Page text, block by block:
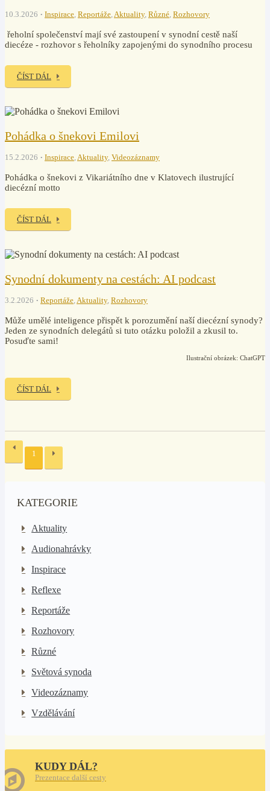
10.3.2026 Inspirace, Reportáže,Aktuality, Různé, Rozhovory
řeholní společenství mají své zastoupení v synodní cestě naší
diecéze - rozhovor s řeholníky zapojenými do synodního procesu
ČÍST DÁL
Pohádka o šnekovi Emilovi
15.2.2026 Inspirace,Aktuality, Videozáznamy
Pohádka o šnekovi z Vikariátního dne v Klatovech ilustrující
diecézní motto
ČÍST DÁL
Synodní dokumenty na cestách: AI podcast
3.2.2026 Reportáže,Aktuality, Rozhovory
Může umělé inteligence přispět k porozumění naší diecézní synody?
Jeden ze synodních delegátů si tuto otázku položil a zkusil to.
Posuďte sami!
Ilustrační obrázek: ChatGPT
ČÍST DÁL
1
KATEGORIE
Aktuality
Audionahrávky
Inspirace
Reflexe
Reportáže
Rozhovory
Různé
Světová synoda
Videozáznamy
Vzdělávání
KUDY DÁL?
Prezentace další cesty